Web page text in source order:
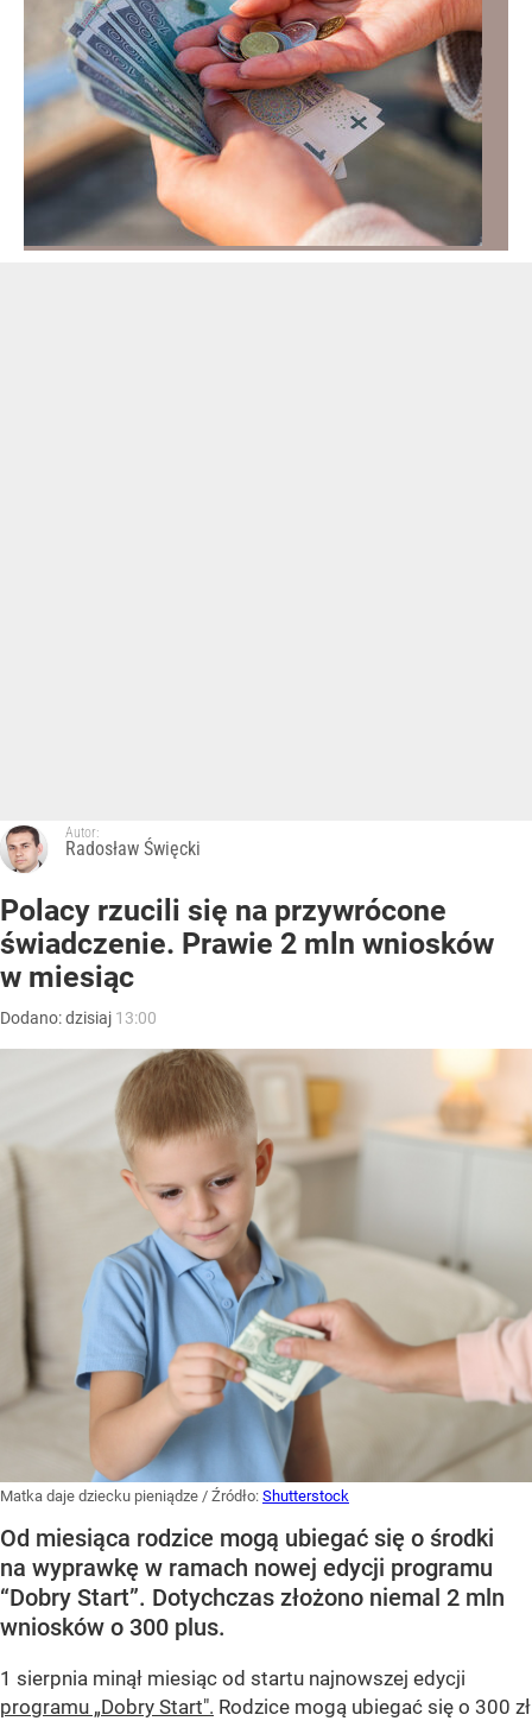
Autor:
Radosław Święcki
Polacy rzucili się na przywrócone
świadczenie. Prawie 2 mln wniosków
w miesiąc
Dodano:dzisiaj 13:00
Matka daje dziecku pieniądze / Źródło: Shutterstock
Od miesiąca rodzice mogą ubiegać się o środki
na wyprawkę w ramach nowej edycji programu
“Dobry Start”. Dotychczas złożono niemal 2 mln
wniosków o 300 plus.
1 sierpnia minął miesiąc od startu najnowszej edycji
programu „Dobry Start". Rodzice mogą ubiegać się o 300 zł